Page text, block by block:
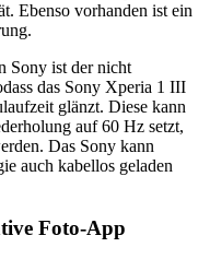
Ebenso vorhanden ist ein
Sony ist der nicht
das Sony Xperia 1 III
glänzt. Diese kann
auf 60 Hz setzt,
Das Sony kann
auch kabellos geladen
Foto-App